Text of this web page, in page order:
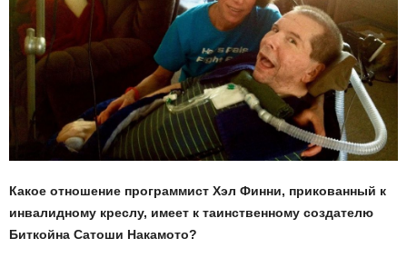
Какое отношение программист Хэл Финни, прикованный к
инвалидному креслу, имеет к таинственному создателю
Биткойна Сатоши Накамото?